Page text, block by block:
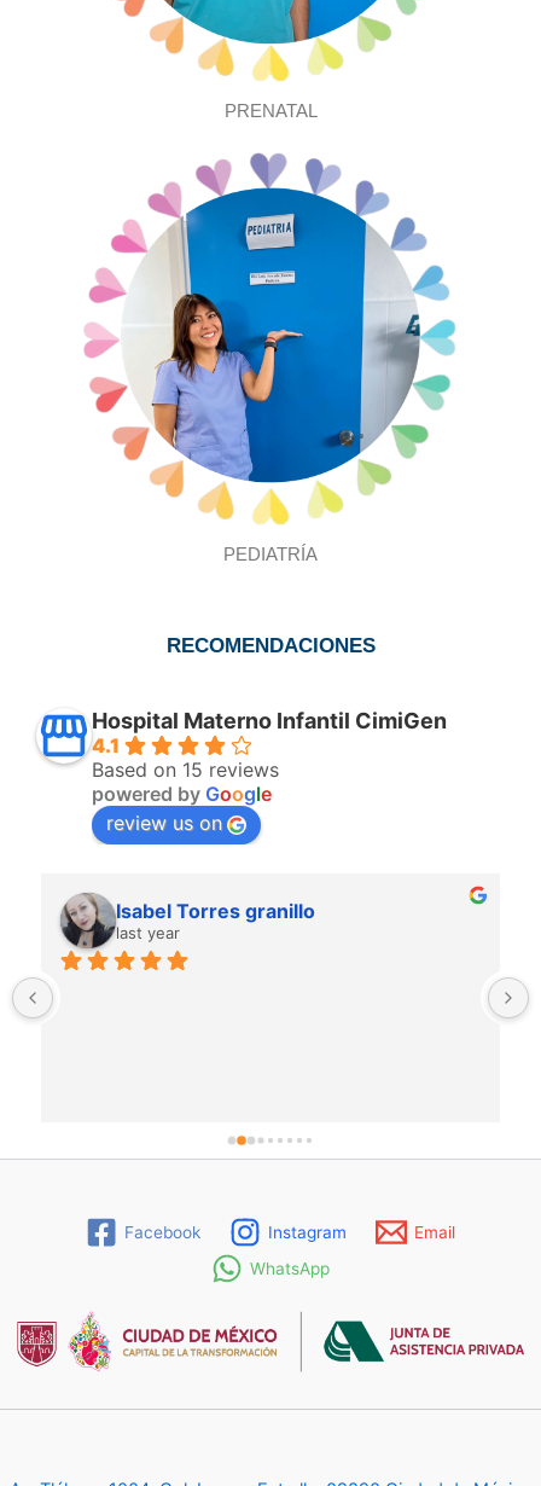
PRENATAL
PEDIATRÍA
RECOMENDACIONES
Hospital Materno Infantil CimiGen
4.1
Based on 15 reviews
powered by Google
review us on
Isabel Torres granillo
last year
Facebook Instagram
Email
WhatsApp